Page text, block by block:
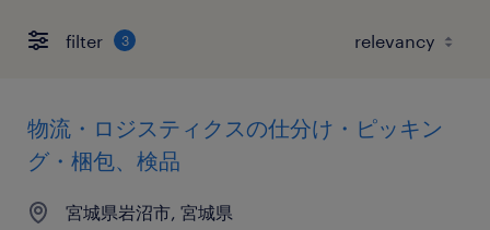
filter 3
物流・ロジスティクスの仕分け・ピッキン
グ・梱包、検品
宮城県岩沼市, 宮城県